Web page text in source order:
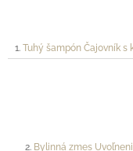
Tuhý šampón Čajovník
Bylinná zmes